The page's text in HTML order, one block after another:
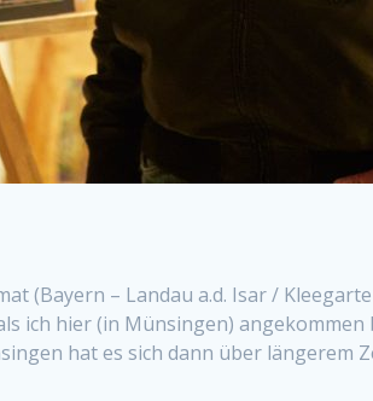
(Bayern – Landau a.d. Isar /
ich hier (in Münsingen)
hat es sich dann über längerem